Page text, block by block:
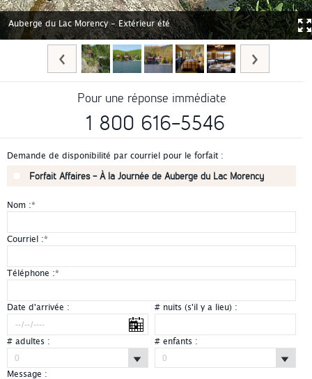
Auberge du Lac Morency - Extérieur été
Pour une réponse immédiate
1 800 616-5546
Demande de disponibilité par courriel pour le forfait :
Forfait Affaires - À la Journée de Auberge du Lac Morency
Nom :*
Courriel :*
Téléphone :*
Date d'arrivée : # nuits (s'il y a lieu) :
# adultes : # enfants :
Message :